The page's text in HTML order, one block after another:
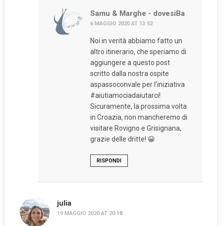
Samu & Marghe - dovesiBa
6 MAGGIO 2020 AT 13:52
Noi in verità abbiamo fatto un
altro itinerario, che speriamo di
aggiungere a questo post
scritto dalla nostra ospite
aspassoconvale per l’iniziativa
#aiutiamociadaiutarci!
Sicuramente, la prossima volta
in Croazia, non mancheremo di
visitare Rovigno e Grisignana,
grazie delle dritte! 😀
RISPONDI
julia
19 MAGGIO 2020 AT 20:18